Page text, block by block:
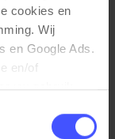
cookies en
Wij
en Google Ads.
en/of
uw gebruik
met